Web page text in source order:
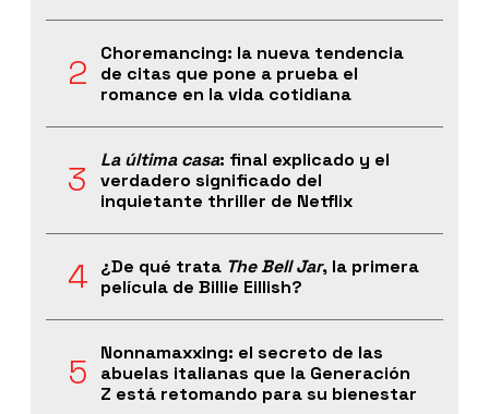
Choremancing: la nueva tendencia
de citas que pone a prueba el
romance en la vida cotidiana
La última casa: final explicado y el
verdadero significado del
inquietante thriller de Netflix
¿De qué trata The Bell Jar, la primera
película de Billie Eillish?
Nonnamaxxing: el secreto de las
abuelas italianas que la Generación
Z está retomando para su bienestar